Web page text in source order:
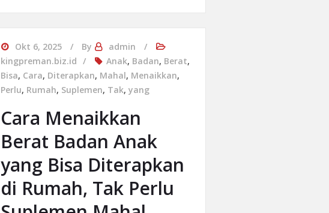
Okt 6, 2025 By
admin
kingpreman.biz.id
Anak, Badan, Berat,
Bisa, Cara, Diterapkan, Mahal, Menaikkan,
Perlu, Rumah, Suplemen, Tak, yang
Cara Menaikkan
Berat Badan Anak
yang Bisa Diterapkan
di Rumah, Tak Perlu